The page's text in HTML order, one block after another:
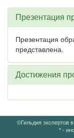
Презентация
Презентация
представлена.
Достижения
©Гильдия экспертов
* -